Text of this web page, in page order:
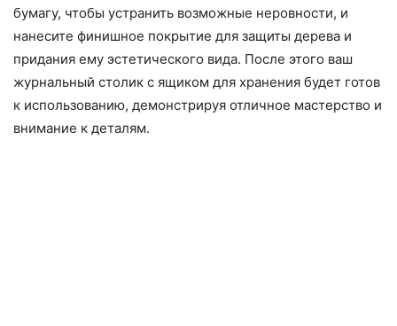
бумагу, чтобы устранить возможные неровности, и
нанесите финишное покрытие для защиты дерева и
придания ему эстетического вида. После этого ваш
журнальный столик с ящиком для хранения будет готов
к использованию, демонстрируя отличное мастерство и
внимание к деталям.